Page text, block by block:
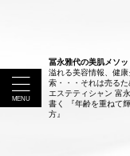
冨永雅代の美肌メソッ
溢れる美容情報、健
索・・・それは売る
エステティシャン 富
書く 『年齢を重ねて
方』